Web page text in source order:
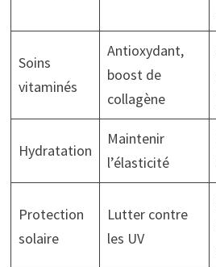
Soins
vitaminés
Antioxydant,
boost de
collagène
Hydratation
Maintenir
l’élasticité
Protection
solaire
Lutter contre
les UV